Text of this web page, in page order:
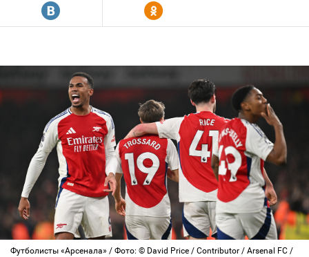
R Y
Футболисты «Арсенала» / Фото: © David Price / Contributor / Arsenal FC /